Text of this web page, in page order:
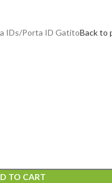
IDs Porta ID GatitoBack to
TO CART